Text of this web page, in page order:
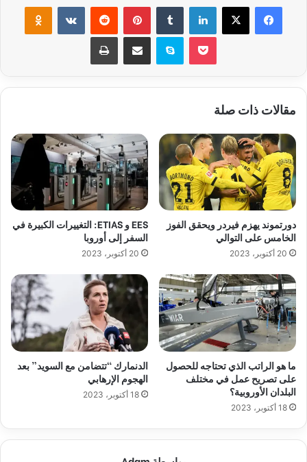
فيسبوك لينكدإن بينتيريست
سكايب
مقالات ذات صلة
دورتموند يهزم فيردر ويحقق الفوز
الخامس على التوالي
20 أكتوبر، 2023
EES و ETIAS: التغييرات الكبيرة في
السفر إلى أوروبا
20 أكتوبر، 2023
ما هو الراتب الذي تحتاجه للحصول
على تصريح عمل في مختلف
البلدان الأوروبية؟
18 أكتوبر، 2023
الدنمارك “تتضامن مع السويد” بعد
الهجوم الإرهابي
18 أكتوبر، 2023